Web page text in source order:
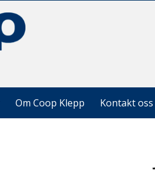
Om Coop Klepp Kontakt oss